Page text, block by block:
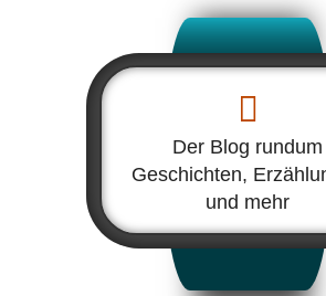
Der Blog rundum
Geschichten,
und mehr